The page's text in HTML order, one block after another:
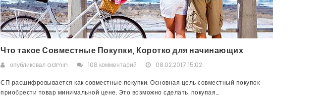
Что такое Совместные Покупки, Коротко для начинающих
опубликовал admin 108 комментарий 08.02.2017 15:02
СП расшифровывается как совместные покупки. Основная цель совместный покупок
приобрести товар минимальной цене. Это возможно сделать, покупая...